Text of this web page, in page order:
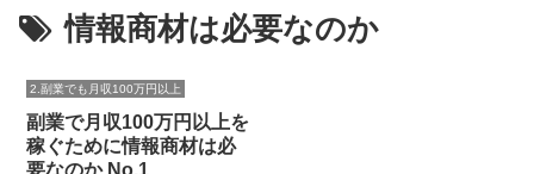
情報商材は必要なのか
2.副業でも月収100万円以上
副業で月収100万円以上を
稼ぐために情報商材は必
要なのか No.1